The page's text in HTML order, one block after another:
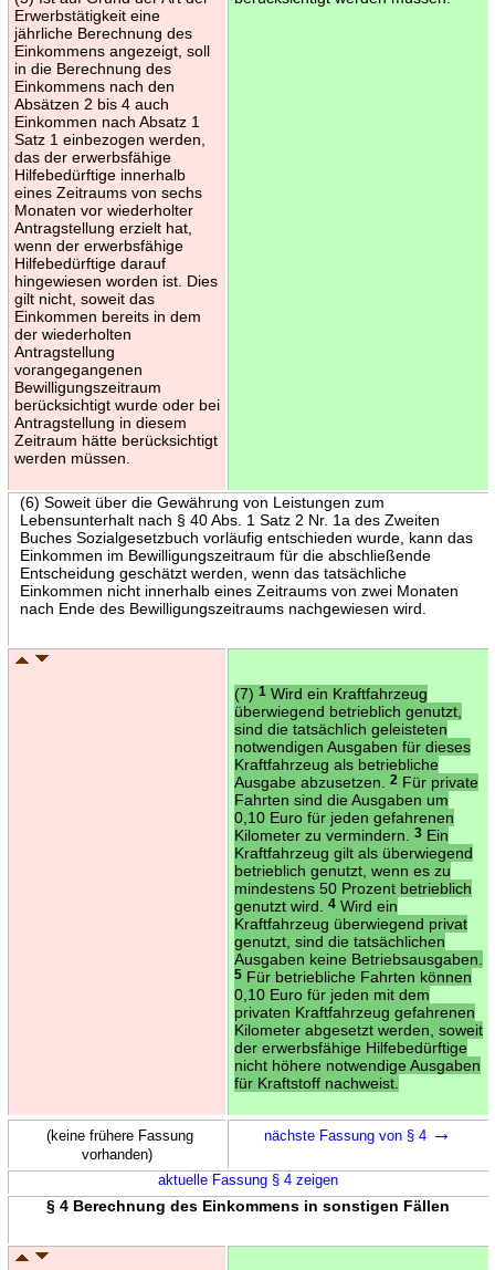
Erwerbstätigkeit eine
jährliche Berechnung des
Einkommens angezeigt, soll
in die Berechnung des
Einkommens nach den
Absätzen 2 bis 4 auch
Einkommen nach Absatz 1
Satz 1 einbezogen werden,
das der erwerbsfähige
Hilfebedürftige innerhalb
eines Zeitraums von sechs
Monaten vor wiederholter
Antragstellung erzielt hat,
wenn der erwerbsfähige
Hilfebedürftige darauf
hingewiesen worden ist. Dies
gilt nicht, soweit das
Einkommen bereits in dem
der wiederholten
Antragstellung
vorangegangenen
Bewilligungszeitraum
berücksichtigt wurde oder bei
Antragstellung in diesem
Zeitraum hätte berücksichtigt
werden müssen.
(6) Soweit über die Gewährung von Leistungen zum
Lebensunterhalt nach § 40 Abs. 1 Satz 2 Nr. 1a des Zweiten
Buches Sozialgesetzbuch vorläufig entschieden wurde, kann das
Einkommen im Bewilligungszeitraum für die abschließende
Entscheidung geschätzt werden, wenn das tatsächliche
Einkommen nicht innerhalb eines Zeitraums von zwei Monaten
nach Ende des Bewilligungszeitraums nachgewiesen wird.
(7) 1Wird ein Kraftfahrzeug
überwiegend betrieblich genutzt,
sind die tatsächlich geleisteten
notwendigen Ausgaben für dieses
Kraftfahrzeug als betriebliche
Ausgabe abzusetzen.
2Für private
Fahrten sind die Ausgaben um
0,10 Euro für jeden gefahrenen
Kilometer zu vermindern.
3Ein
Kraftfahrzeug gilt als überwiegend
betrieblich genutzt, wenn es zu
mindestens 50 Prozent betrieblich
genutzt wird.
4Wird ein
Kraftfahrzeug überwiegend privat
genutzt, sind die tatsächlichen
Ausgaben keine Betriebsausgaben.
5Für betriebliche Fahrten können
0,10 Euro für jeden mit dem
privaten Kraftfahrzeug gefahrenen
Kilometer abgesetzt werden, soweit
der erwerbsfähige Hilfebedürftige
nicht höhere notwendige Ausgaben
für Kraftstoff nachweist.
(keine frühere Fassung
vorhanden)
nächste Fassung von § 4 →
aktuelle Fassung § 4 zeigen
§ 4 Berechnung des Einkommens in sonstigen Fällen